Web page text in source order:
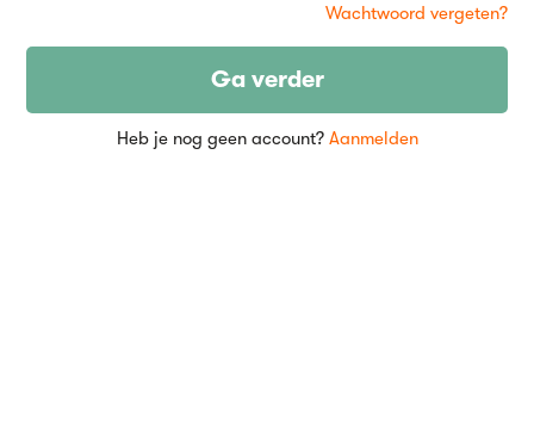
Wachtwoord vergeten?
Ga verder
Heb je nog geen account? Aanmelden